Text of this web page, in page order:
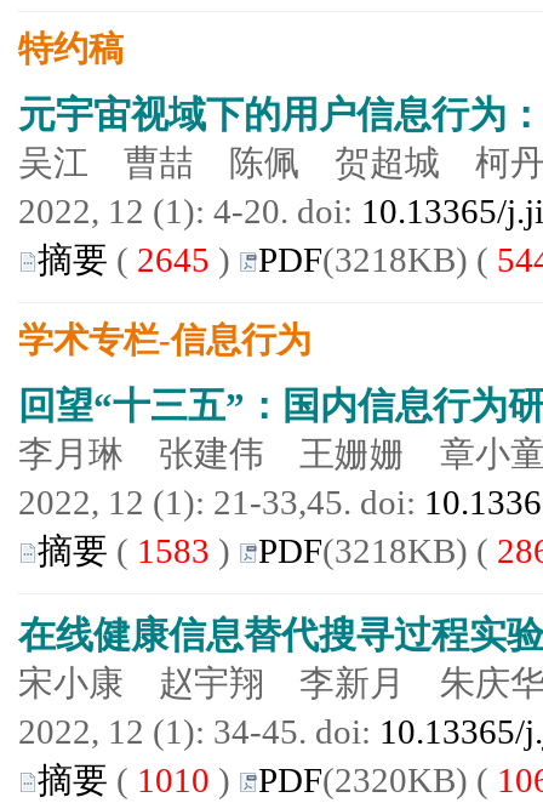
特约稿
元宇宙视域下的用户信息行为
吴江 曹喆 陈佩 贺超城 柯
2022, 12 (1): 4-20. doi: 10.13365/
摘要 ( 2645 ) PDF(3218KB) (
学术专栏-信息行为
回望“十三五”：国内信息行为
李月琳 张建伟 王姗姗 章小
2022, 12 (1): 21-33,45. doi:
摘要 ( 1583 ) PDF(3218KB) (
在线健康信息替代搜寻过程实
宋小康 赵宇翔 李新月 朱庆
2022, 12 (1): 34-45. doi: 10.13365/
摘要 ( 1010 ) PDF(2320KB) (